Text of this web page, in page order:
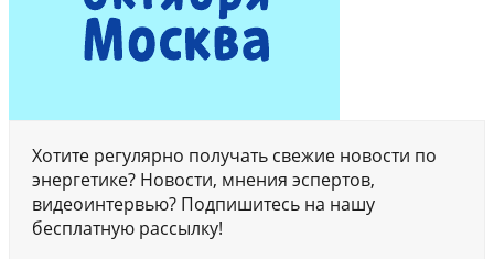
Хотите регулярно получать свежие новости по
энергетике? Новости, мнения эспертов,
видеоинтервью? Подпишитесь на нашу
бесплатную рассылку!